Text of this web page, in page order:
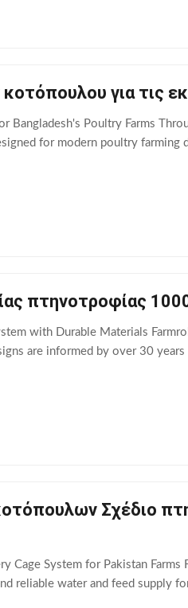
για τις
Bangladesh's Poultry Farms
for modern poultry farming
πτηνοτροφίας
with Durable Materials
are informed by over 30
Σχέδιο
Cage System for Pakistan
reliable water and feed supply